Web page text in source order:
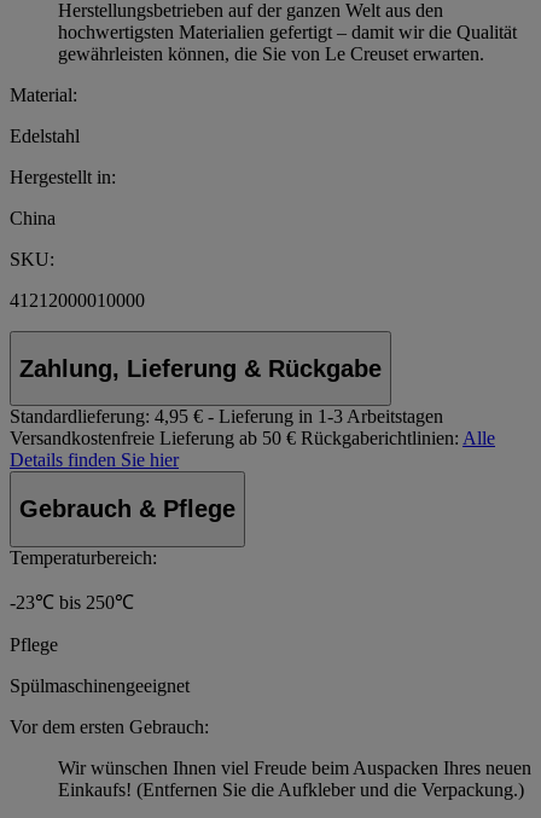
Herstellungsbetrieben auf der ganzen Welt aus den
hochwertigsten Materialien gefertigt – damit wir die Qualität
gewährleisten können, die Sie von Le Creuset erwarten.
Material:
Edelstahl
Hergestellt in:
China
SKU:
41212000010000
Zahlung, Lieferung & Rückgabe
Standardlieferung: 4,95 € - Lieferung in 1-3 Arbeitstagen
Versandkostenfreie Lieferung ab 50 € Rückgaberichtlinien: Alle
Details finden Sie hier
Gebrauch & Pflege
Temperaturbereich:
-23℃ bis 250℃
Pflege
Spülmaschinengeeignet
Vor dem ersten Gebrauch:
Wir wünschen Ihnen viel Freude beim Auspacken Ihres neuen
Einkaufs! (Entfernen Sie die Aufkleber und die Verpackung.)